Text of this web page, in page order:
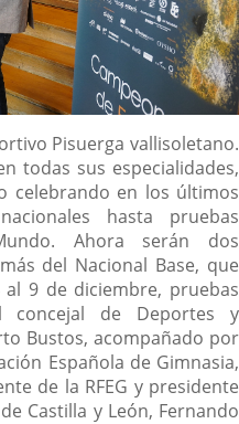
Pisuerga vallisoletano.
todas sus especialidades,
celebrando en los últimos
hasta pruebas
Ahora serán dos
del Nacional Base, que
9 de diciembre, pruebas
de Deportes y
Bustos, acompañado por
Española de Gimnasia,
de la RFEG y presidente
Castilla y León, Fernando